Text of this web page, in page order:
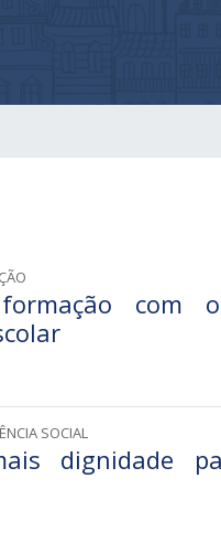
com
SOCIAL
dignidade